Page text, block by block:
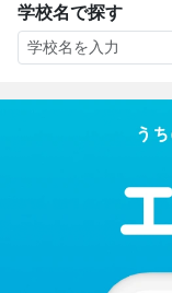
学校名で探す